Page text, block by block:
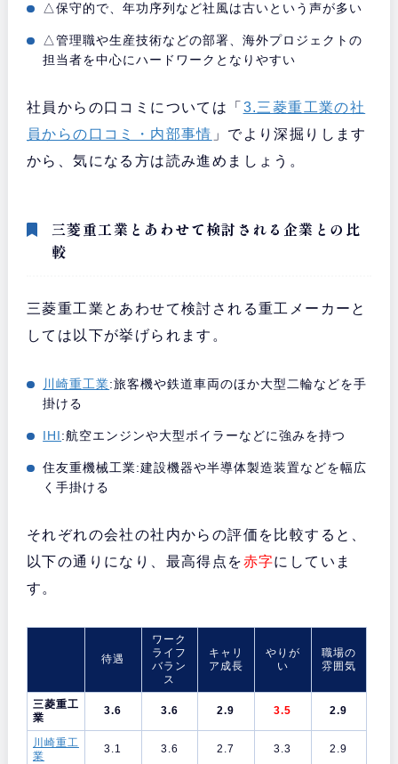
△保守的で、年功序列など社風は古いという声が多い
△管理職や生産技術などの部署、海外プロジェクトの
担当者を中心にハードワークとなりやすい
社員からの口コミについては「 3.三菱重工業の社
員からの口コミ・内部事情 」でより深掘りします
から、気になる方は読み進めましょう。
三菱重工業とあわせて検討される企業との比
較
三菱重工業とあわせて検討される重工メーカーと
しては以下が挙げられます。
川崎重工業:旅客機や鉄道車両のほか大型二輪などを手
掛ける
IHI:航空エンジンや大型ボイラーなどに強みを持つ
住友重機械工業:建設機器や半導体製造装置などを幅広
く手掛ける
それぞれの会社の社内からの評価を比較すると、
以下の通りになり、最高得点を赤字にしていま
す。
待遇
ワーク
ライフ
バラン
ス
キャリ
ア成長
やりが
い
職場の
雰囲気
三菱重工
業
3.6 3.6 2.9 3.5 2.9
川崎重工
業
3.1 3.6 2.7 3.3 2.9